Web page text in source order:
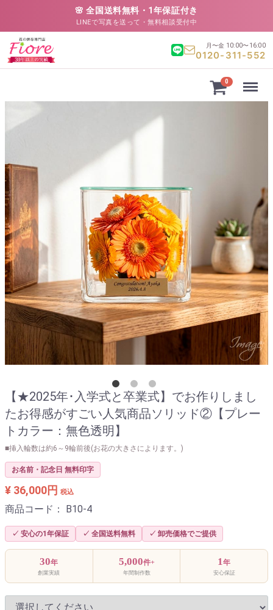
🌸 全国送料無料・1年保証付き
LINEで写真を送って・無料相談受付中
月〜金 10:00〜16:00
0120-311-552
0 Menu
【★2025年･入学式と卒業式】でお作りしまし
たお得感がすごい人気商品ソリッド②【プレー
トカラー：無色透明】
■挿入輪数は約6～9輪前後(お花の大きさによります。)
お名前・記念日 無料印字
¥ 36,000円 税込
商品コード： B10-4
✓ 安心の1年保証 ✓ 全国送料無料 ✓ 卸売価格でご提供
30年
創業実績
5,000件+
年間制作数
1年
安心保証